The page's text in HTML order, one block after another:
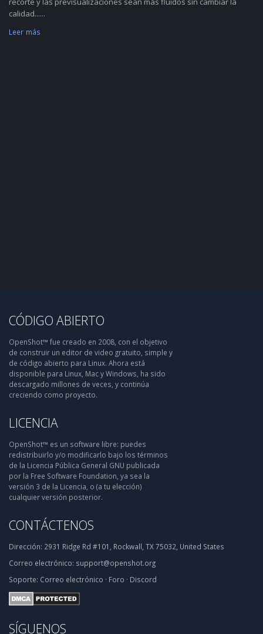
calidad......
Leer más
CÓDIGO ABIERTO
OpenShot™ fue creado en 2008, con el objetivo
de construir un editor de video gratuito, simple y
de código abierto para Linux. Ahora está
disponible para Linux, Mac y Windows, ha sido
descargado millones de veces, y continúa
creciendo como proyecto.
LICENCIA
OpenShot™ es un software libre: puedes
redistribuirlo y/o modificarlo bajo los términos
de la Licencia Pública General GNU publicada
por la Free Software Foundation, ya sea la
versión 3 de la Licencia, o (a tu elección)
cualquier versión posterior.
CONTÁCTENOS
Dirección: 2931 Ridge Rd #101, Rockwall, TX 75032, United States
Correo electrónico: support@openshot.org
Soporte: Correo electrónico · Foro · Discord
SÍGUENOS